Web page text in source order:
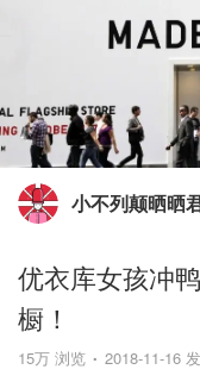
小不列颠晒晒
优衣库女孩冲
橱！
15万 浏览 2018-11-16